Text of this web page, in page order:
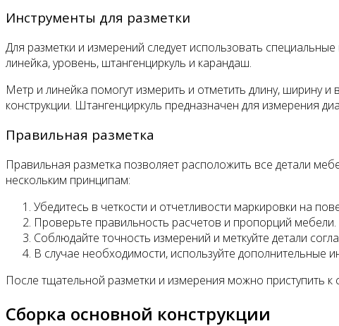
Инструменты для разметки
Для разметки и измерений следует использовать
линейка, уровень, штангенциркуль и карандаш.
Метр и линейка помогут измерить и отметить длину, ширину
конструкции. Штангенциркуль предназначен для измерения
Правильная разметка
Правильная разметка позволяет расположить все детали
нескольким принципам:
Убедитесь в четкости и отчетливости маркировки на
Проверьте правильность расчетов и пропорций мебели.
Соблюдайте точность измерений и меткуйте детали
В случае необходимости, используйте дополнительные
После тщательной разметки и измерения можно приступить
Сборка основной конструкции